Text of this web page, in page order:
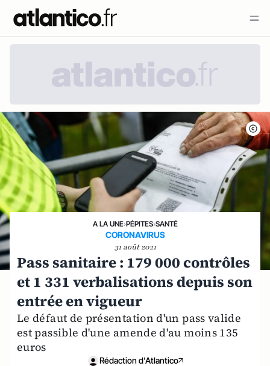
A LA UNE›PÉPITES›SANTÉ
CORONAVIRUS
31 août 2021
Pass sanitaire : 179 000 contrôles
et 1 331 verbalisations depuis son
entrée en vigueur
Le défaut de présentation d'un pass valide
est passible d'une amende d'au moins 135
euros
Rédaction d'Atlantico